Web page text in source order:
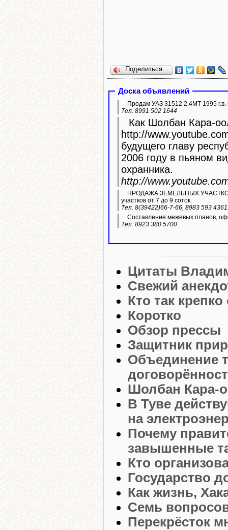
Поделиться…
Доска объявлений
Продам УАЗ 31512 2.4МТ 1995 г.в.
Тел. 8991 502 1644
Как Шолбан Кара-
http://www.youtube.com/
будущего главу
2006 году в пьяном
охранника.
http://
ПРОДАЖА ЗЕМЕЛЬНЫХ УЧАСТКОВ
участков от 7 до 9 соток.
Тел. 8(39422)66-7-66, 8983 593
Составление межевых планов,
Тел. 8923 380 5700
Цитаты
Свежий
Кто так
Коротко
Обзор прессы
Защитник
Объединение
Шолбан Кара-
В Туве
на
Почему
завышенные
Кто
Государство
Как жизнь,
Семь
Перекрёсток